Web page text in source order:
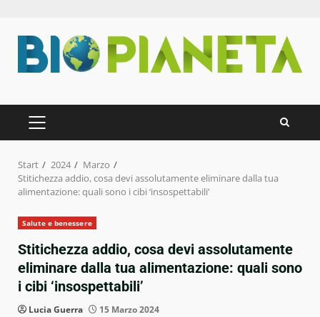
Inhalt
springen
PRIMÄRES
MENÜ
Start 2024
Marzo
Stitichezza addio, cosa devi assolutamente eliminare dalla tua
alimentazione: quali sono i cibi ‘insospettabili’
Salute e benessere
Stitichezza addio, cosa devi assolutamente
eliminare dalla tua alimentazione: quali sono
i cibi ‘insospettabili’
Lucia Guerra 15 Marzo 2024